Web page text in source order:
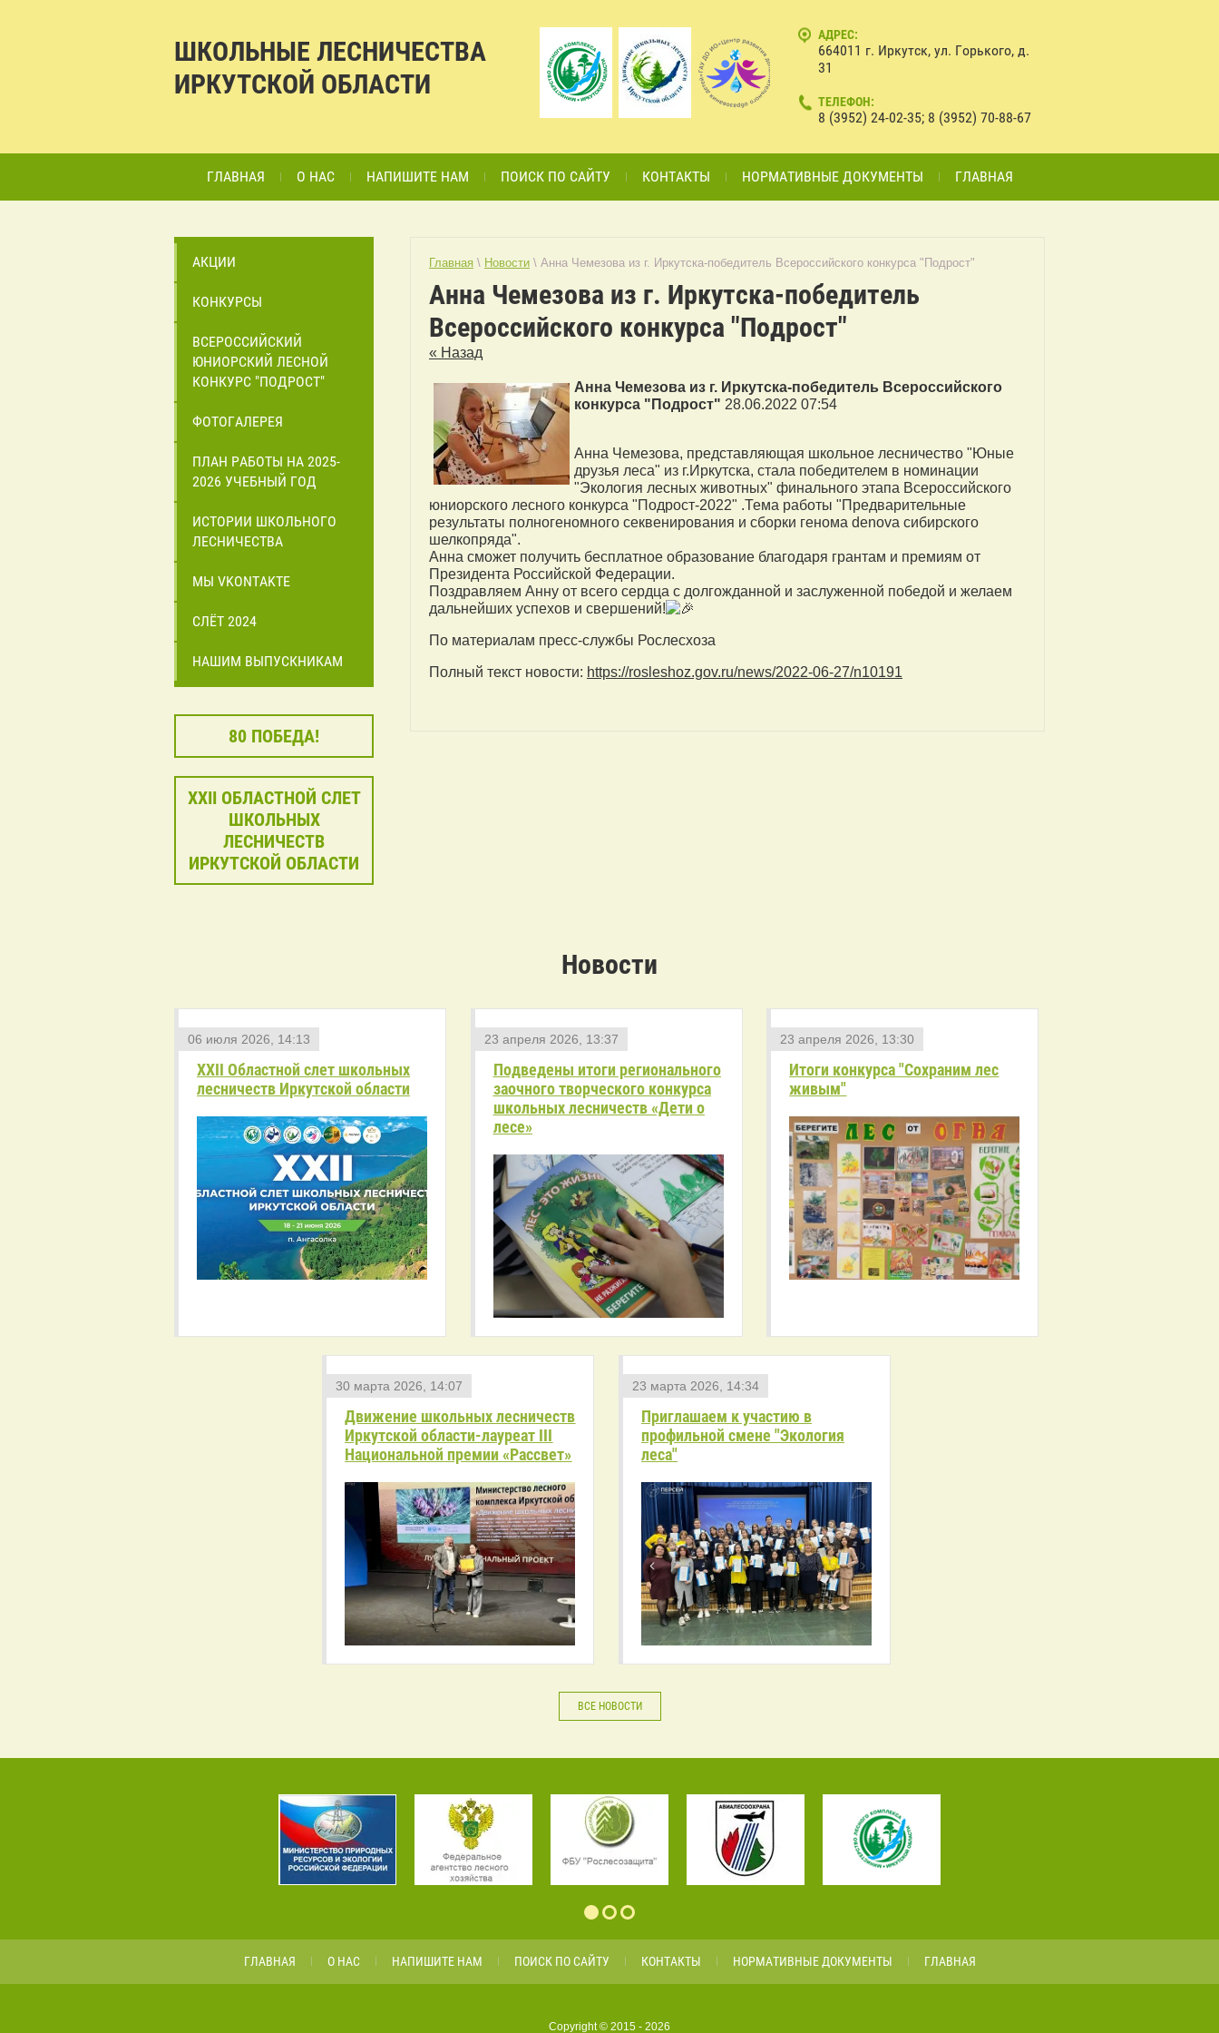
ШКОЛЬНЫЕ ЛЕСНИЧЕСТВА
ИРКУТСКОЙ ОБЛАСТИ
АДРЕС:
664011 г. Иркутск, ул. Горького, д.
31
ТЕЛЕФОН:
8 (3952) 24-02-35; 8 (3952) 70-88-67
ГЛАВНАЯ О НАС НАПИШИТЕ НАМ ПОИСК ПО САЙТУ КОНТАКТЫ НОРМАТИВНЫЕ ДОКУМЕНТЫ ГЛАВНАЯ
АКЦИИ
КОНКУРСЫ
ВСЕРОССИЙСКИЙ
ЮНИОРСКИЙ ЛЕСНОЙ
КОНКУРС "ПОДРОСТ"
ФОТОГАЛЕРЕЯ
ПЛАН РАБОТЫ НА 2025-
2026 УЧЕБНЫЙ ГОД
ИСТОРИИ ШКОЛЬНОГО
ЛЕСНИЧЕСТВА
МЫ VKONTAKTE
СЛЁТ 2024
НАШИМ ВЫПУСКНИКАМ
80 ПОБЕДА!
XXII ОБЛАСТНОЙ СЛЕТ
ШКОЛЬНЫХ
ЛЕСНИЧЕСТВ
ИРКУТСКОЙ ОБЛАСТИ
Главная \ Новости \ Анна Чемезова из г. Иркутска-победитель Всероссийского конкурса "Подрост"
Анна Чемезова из г. Иркутска-победитель
Всероссийского конкурса "Подрост"
« Назад
Анна Чемезова из г. Иркутска-победитель Всероссийского
конкурса "Подрост" 28.06.2022 07:54
Анна Чемезова, представляющая школьное лесничество "Юные
друзья леса" из г.Иркутска, стала победителем в номинации
"Экология лесных животных" финального этапа Всероссийского
юниорского лесного конкурса "Подрост-2022" .Тема работы "Предварительные
результаты полногеномного секвенирования и сборки генома denova сибирского
шелкопряда".
Анна сможет получить бесплатное образование благодаря грантам и премиям от
Президента Российской Федерации.
Поздравляем Анну от всего сердца с долгожданной и заслуженной победой и желаем
дальнейших успехов и свершений!
По материалам пресс-службы Рослесхоза
Полный текст новости: https://rosleshoz.gov.ru/news/2022-06-27/n10191
Новости
06 июля 2026, 14:13
XXII Областной слет школьных
лесничеств Иркутской области
23 апреля 2026, 13:37
Подведены итоги регионального
заочного творческого конкурса
школьных лесничеств «Дети о
лесе»
23 апреля 2026, 13:30
Итоги конкурса "Сохраним лес
живым"
30 марта 2026, 14:07
Движение школьных лесничеств
Иркутской области-лауреат III
Национальной премии «Рассвет»
23 марта 2026, 14:34
Приглашаем к участию в
профильной смене "Экология
леса"
ВСЕ НОВОСТИ
ГЛАВНАЯ О НАС НАПИШИТЕ НАМ ПОИСК ПО САЙТУ КОНТАКТЫ НОРМАТИВНЫЕ ДОКУМЕНТЫ ГЛАВНАЯ
Copyright © 2015 - 2026